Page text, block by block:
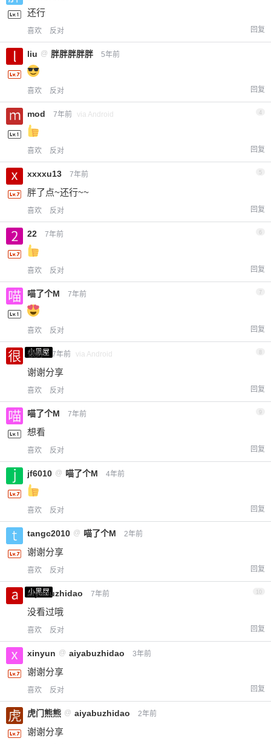
还行
喜欢 反对 回复
liu @ 胖胖胖胖胖 5年前
喜欢 反对 回复
mod 7年前 via Android 4
喜欢 反对 回复
xxxxu13 7年前 5
胖了点~还行~~
喜欢 反对 回复
22 7年前 6
喜欢 反对 回复
喵了个M 7年前 7
喜欢 反对 回复
小黑屋
很好 7年前 via Android
谢谢分享
喜欢 反对 回复
喵了个M 7年前 9
想看
喜欢 反对 回复
jf6010 @ 喵了个M 4年前
喜欢 反对 回复
tangc2010 @ 喵了个M 2年前
谢谢分享
喜欢 反对 回复
小黑屋
aiyabuzhidao 7年前 10
没看过哦
喜欢 反对 回复
xinyun @ aiyabuzhidao 3年前
谢谢分享
喜欢 反对 回复
虎门熊熊 @ aiyabuzhidao 2年前
谢谢分享